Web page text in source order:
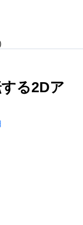
る2Dア